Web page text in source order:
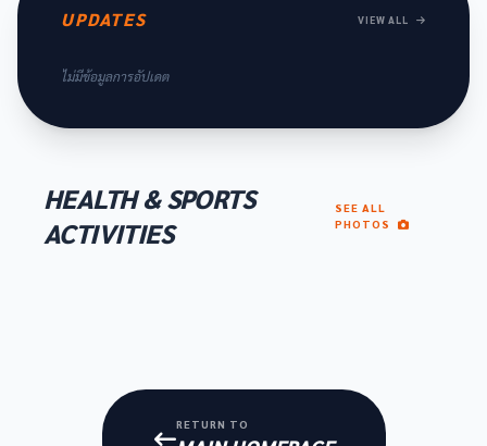
UPDATES VIEW ALL
ไม่มีข้อมูลการอัปเดต
HEALTH & SPORTS
ACTIVITIES
SEE ALL
PHOTOS
RETURN TO